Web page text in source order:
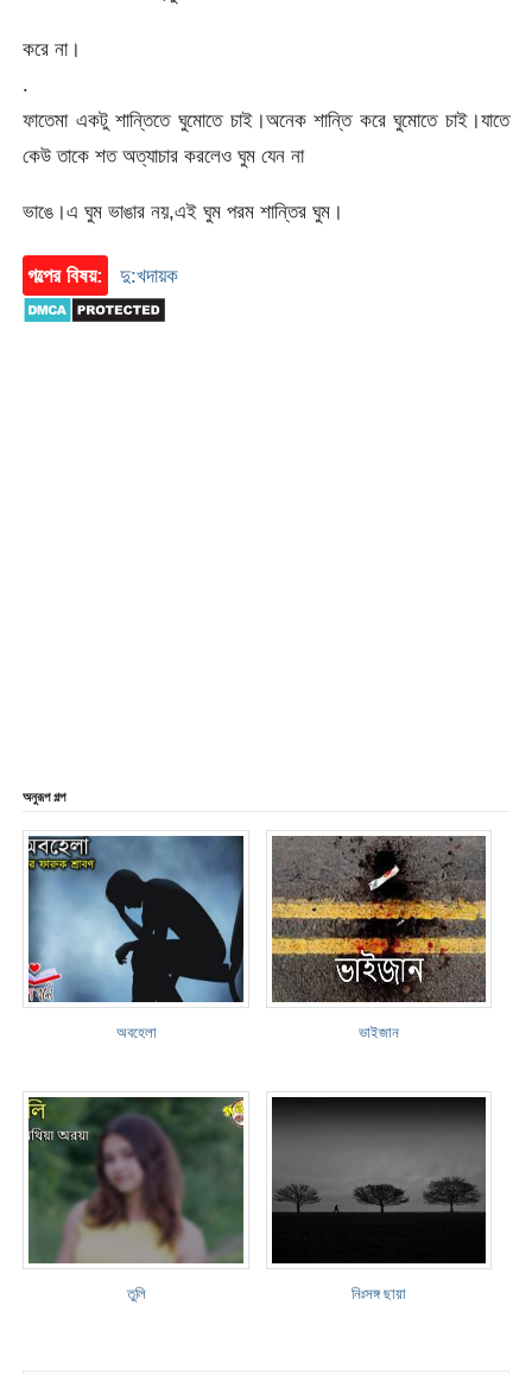
করে না।
.
ফাতেমা একটু শান্তিতে ঘুমোতে চাই।অনেক শান্তি করে ঘুমোতে চাই।যাতে
কেউ তাকে শত অত্যাচার করলেও ঘুম যেন না
ভাঙে।এ ঘুম ভাঙার নয়,এই ঘুম পরম শান্তির ঘুম।
গল্পের বিষয়: দু:খদায়ক
অনুরূপ গল্প
অবহেলা ভাইজান
তুলি নিঃসঙ্গ ছায়া